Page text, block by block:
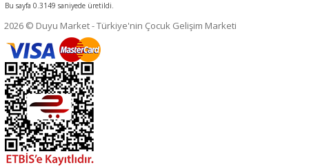
Bu sayfa 0.3149 saniyede üretildi.
2026 © Duyu Market - Türkiye'nin Çocuk Gelişim Marketi